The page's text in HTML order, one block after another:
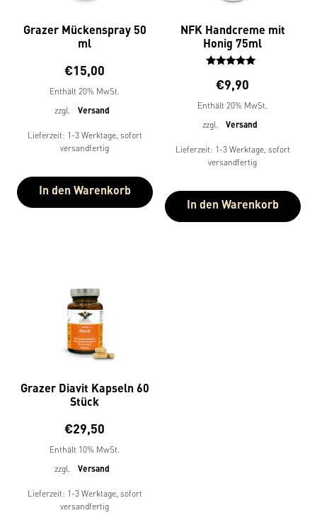
Grazer Mückenspray 50
ml
€15,00
Enthält 20% MwSt.
zzgl.
Versand
Lieferzeit: 1-3 Werktage, sofort
versandfertig
In den Warenkorb
NFK Handcreme mit
Honig 75ml
Bewertet
mit
5.00
von 5
€9,90
Enthält 20% MwSt.
zzgl.
Versand
Lieferzeit: 1-3 Werktage, sofort
versandfertig
In den Warenkorb
Grazer Diavit Kapseln 60
Stück
€29,50
Enthält 10% MwSt.
zzgl.
Versand
Lieferzeit: 1-3 Werktage, sofort
versandfertig